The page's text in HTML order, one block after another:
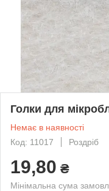
Голки для
Немає в наявності
Код: 11017
Роздріб
19,80 ₴
Мінімальна сума